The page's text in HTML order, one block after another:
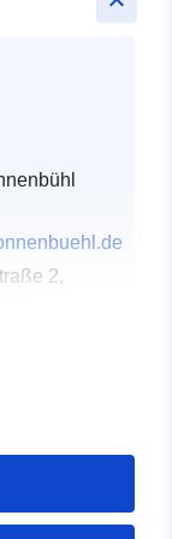
2,
21
dane.europa.eu: